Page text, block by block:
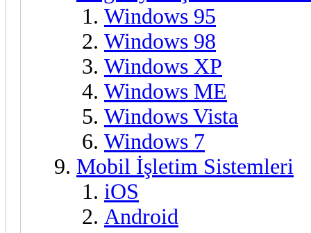
Windows 95
Windows 98
Windows XP
Windows ME
Windows Vista
Windows 7
Mobil İşletim Sistemleri
iOS
Android